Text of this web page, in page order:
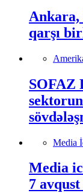
Ankara,
qarşı
SOFAZ
Media
Media
7